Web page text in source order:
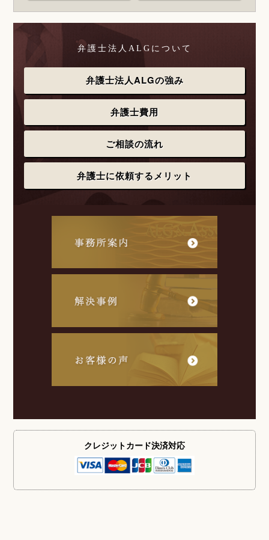
弁護士法人ALGについて
弁護士法人ALGの強み
弁護士費用
ご相談の流れ
弁護士に依頼するメリット
クレジットカード決済対応